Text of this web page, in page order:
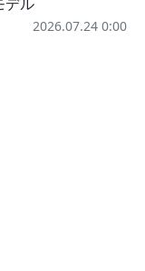
2026.07.24 0:00